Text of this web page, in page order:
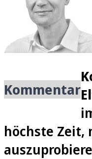
Kommentar
höchste Zeit,